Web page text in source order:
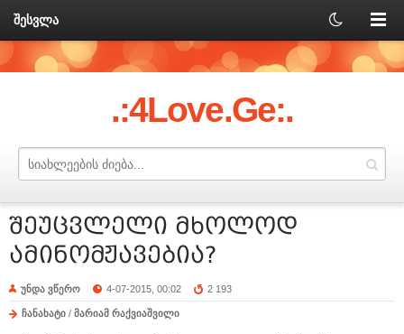
შესვლა
.:4Love.Ge:.
შეუცვლელი მხოლოდ
ამინომჟავებია?
უნდა ვწერო 4-07-2015, 00:02 2 193
ჩანახატი / მარიამ რაქვიაშვილი